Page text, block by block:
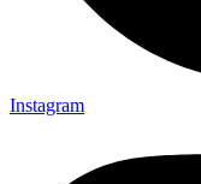
Instagram